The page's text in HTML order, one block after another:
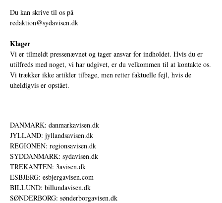
Du kan skrive til os på
redaktion@sydavisen.dk
Klager
Vi er tilmeldt pressenævnet og tager ansvar for indholdet. Hvis du er
utilfreds med noget, vi har udgivet, er du velkommen til at kontakte os.
Vi trækker ikke artikler tilbage, men retter faktuelle fejl, hvis de
uheldigvis er opstået.
DANMARK: danmarkavisen.dk
JYLLAND: jyllandsavisen.dk
REGIONEN: regionsavisen.dk
SYDDANMARK: sydavisen.dk
TREKANTEN: 3avisen.dk
ESBJERG: esbjergavisen.com
BILLUND: billundavisen.dk
SØNDERBORG: sønderborgavisen.dk